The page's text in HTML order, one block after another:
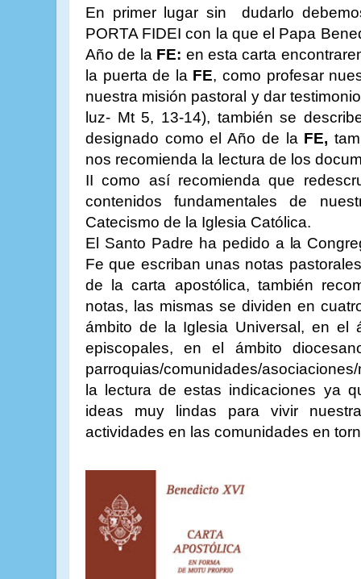
En primer lugar sin dudarlo
PORTA FIDEI con la que el Papa
Año de la FE: en esta carta
la puerta de la FE, como profesar
nuestra misión pastoral y dar
luz- Mt 5, 13-14), también se
designado como el Año de la FE,
nos recomienda la lectura de los
II como así recomienda que
contenidos fundamentales de
Catecismo de la Iglesia Católica.
El Santo Padre ha pedido a la
Fe que escriban unas notas
de la carta apostólica, también
notas, las mismas se dividen en
ámbito de la Iglesia Universal, en el
episcopales, en el ámbito
parroquias/comunidades/
la lectura de estas indicaciones ya
ideas muy lindas para vivir
actividades en las comunidades en